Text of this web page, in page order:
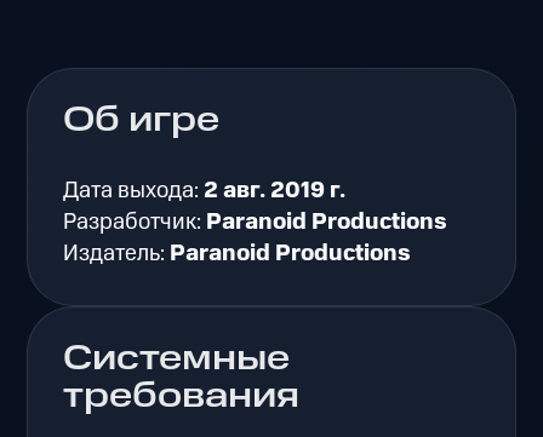
Об игре
Дата выхода: 2 авг. 2019 г.
Разработчик: Paranoid Productions
Издатель: Paranoid Productions
Системные
требования